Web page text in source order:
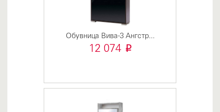
Обувница Вива-3 Ангстр...
12 074 i